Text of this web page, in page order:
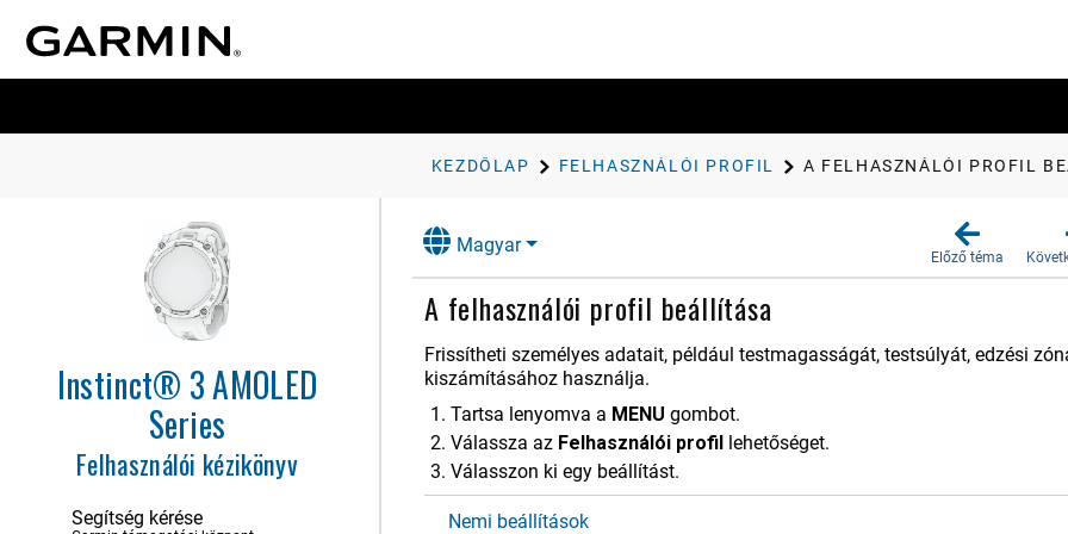
KEZDŐLAP FELHASZ​NÁLÓI PROFIL A FELHASZNÁLÓI PROFIL
Instinct® 3 AMOLED
Series
Felhasználói kézikönyv
Segítség kérése
Tevékenységek és alkalmazások
naplók
Értesítések és riasztások beállításai
Magyar
Előző téma
A felhasználói profil beállítása
Frissítheti személyes adatait, például testmagasságát, testsúlyát, edzési
kiszámításához használja.
Tartsa lenyomva a MENU gombot.
Válassza az Felhasz​nálói profil lehetőséget.
Válasszon ki egy beállítást.
Nemi beállítások